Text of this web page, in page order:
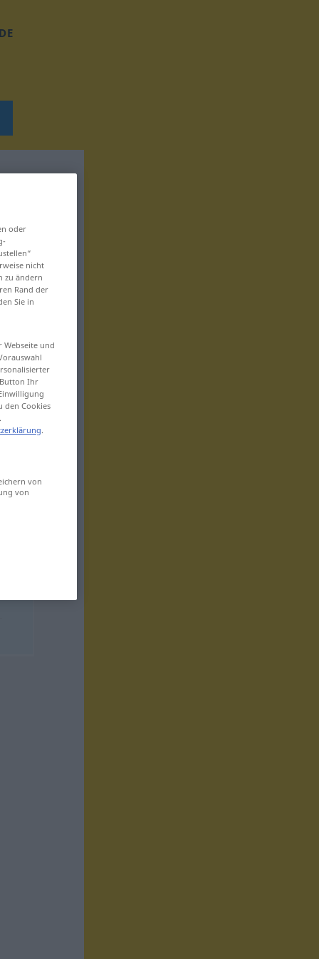
DE
oder
nicht
zu ändern
Rand der
Sie in
und
Ihr
den Cookies
.
von
von